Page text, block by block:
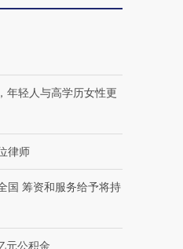
丸 尿检体内含3种
度Z世代 用街头抗争
年轻人与高学历女性更
律师
国 筹资和服务给予将持
元公积金